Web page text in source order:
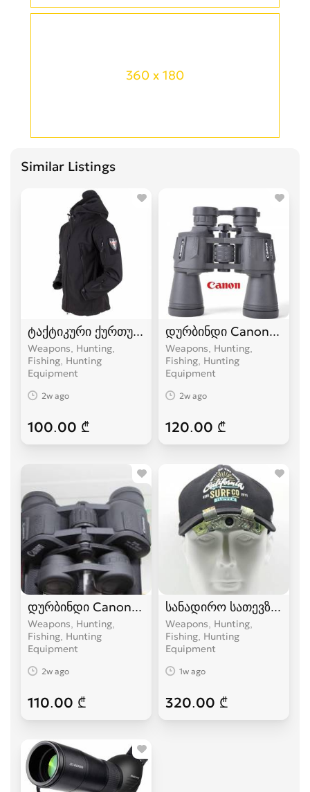
360 x 180
Similar Listings
ტაქტიკური ქურთუკი სამხედრო კურტკა
Weapons, Hunting,
Fishing, Hunting
Equipment
2w ago
100.00 ₾
დურბინდი Canon
Weapons, Hunting,
Fishing, Hunting
Equipment
2w ago
120.00 ₾
დურბინდი Canon 20x35 დურბინდები durbindi
Weapons, Hunting,
Fishing, Hunting
Equipment
2w ago
110.00 ₾
სანადირო სათევზაო
Weapons, Hunting,
Fishing, Hunting
Equipment
1w ago
320.00 ₾